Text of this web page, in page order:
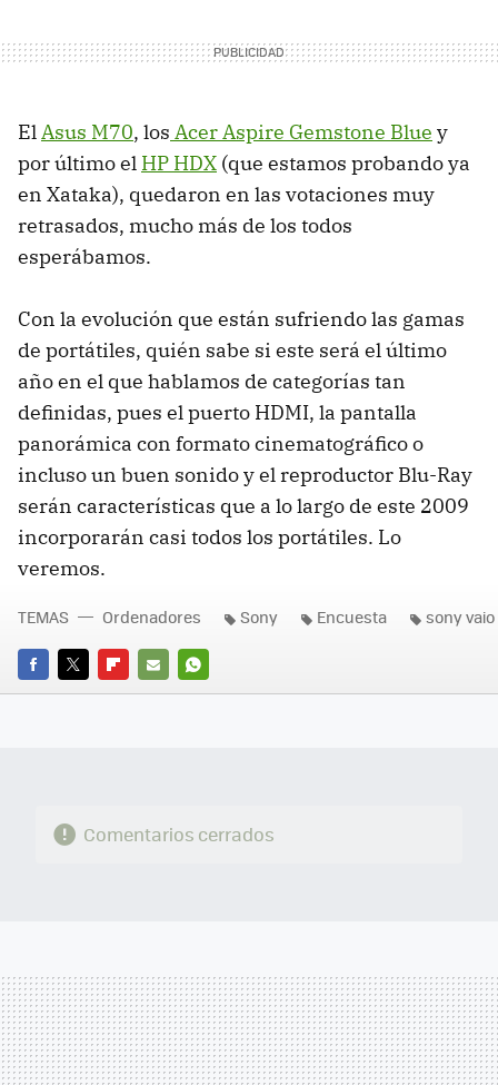
ElAsus M70, los Acer Aspire Gemstone Blue y
por último el HP HDX (que estamos probando ya
en Xataka), quedaron en las votaciones muy
retrasados, mucho más de los todos
esperábamos.
Con la evolución que están sufriendo las gamas
de portátiles, quién sabe si este será el último
año en el que hablamos de categorías tan
definidas, pues el puerto HDMI, la pantalla
panorámica con formato cinematográfico o
incluso un buen sonido y el reproductor Blu-Ray
serán características que a lo largo de este 2009
incorporarán casi todos los portátiles. Lo
veremos.
FACEBOOK
TWITTERFLIPBOARD
E-
WHATSAPP
TEMAS Ordenadores Sony Encuesta sony vaio
Comentarios cerrados